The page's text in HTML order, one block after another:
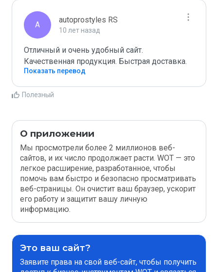
A
autoprostyles RS
10 лет назад
Отличный и очень удобный сайт.
Качественная продукция. Быстрая доставка.
Показать перевод
Полезный
О приложении
Мы просмотрели более 2 миллионов веб-
сайтов, и их число продолжает расти. WOT — это
легкое расширение, разработанное, чтобы
помочь вам быстро и безопасно просматривать
веб-страницы. Он очистит ваш браузер, ускорит
его работу и защитит вашу личную
информацию.
Это ваш сайт?
Заявите права на свой веб-сайт, чтобы получить